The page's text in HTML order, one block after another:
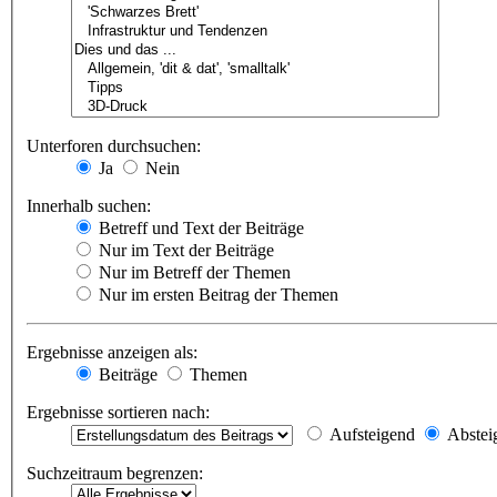
Unterforen durchsuchen:
Ja
Nein
Innerhalb suchen:
Betreff und Text der Beiträge
Nur im Text der Beiträge
Nur im Betreff der Themen
Nur im ersten Beitrag der Themen
Ergebnisse anzeigen als:
Beiträge
Themen
Ergebnisse sortieren nach:
Aufsteigend
Suchzeitraum begrenzen: